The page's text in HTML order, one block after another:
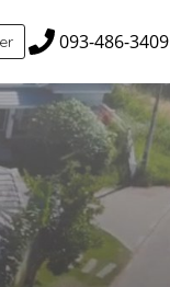
093-486-3409